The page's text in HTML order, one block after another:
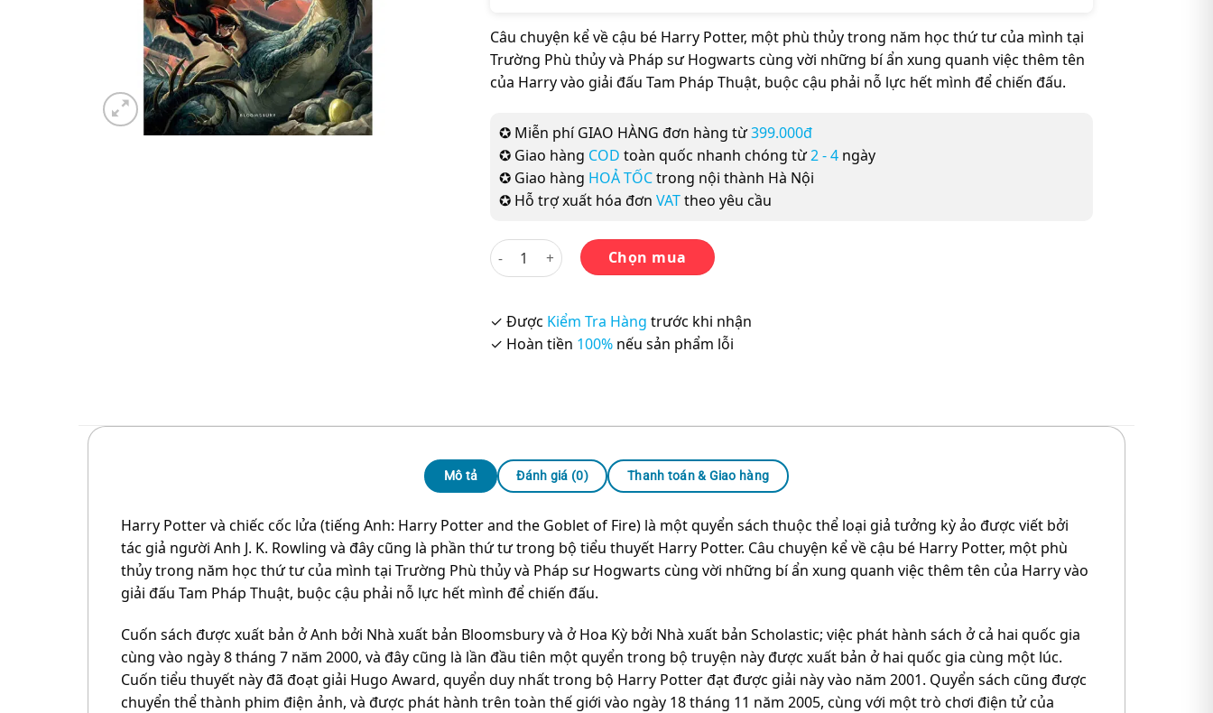
Câu chuyện kể về cậu bé Harry Potter, một phù thủy trong năm học thứ tư của mình tại
Trường Phù thủy và Pháp sư Hogwarts cùng vời những bí ẩn xung quanh việc thêm tên
của Harry vào giải đấu Tam Pháp Thuật, buộc cậu phải nỗ lực hết mình để chiến đấu.
✪ Miễn phí GIAO HÀNG đơn hàng từ399.000đ
✪ Giao hàng COD toàn quốc nhanh chóng từ2 - 4 ngày
✪ Giao hàng HOẢ TỐCtrong nội thành Hà Nội
✪ Hỗ trợ xuất hóa đơn VATtheo yêu cầu
Harry Potter Part 4: Harry Potter And The Goblet Of Fire (Harry Potter và chiếc cốc lửa) (English Book) số lượng
Chọn mua
✓ Được Kiểm Tra Hàng trước khi nhận
✓ Hoàn tiền 100% nếu sản phẩm lỗi
Mô tả Đánh giá (0) Thanh toán & Giao hàng
Harry Potter và chiếc cốc lửa (tiếng Anh: Harry Potter and the Goblet of Fire) là một quyển sách thuộc thể loại giả tưởng kỳ ảo được viết bởi
tác giả người Anh J. K. Rowling và đây cũng là phần thứ tư trong bộ tiểu thuyết Harry Potter. Câu chuyện kể về cậu bé Harry Potter, một phù
thủy trong năm học thứ tư của mình tại Trường Phù thủy và Pháp sư Hogwarts cùng vời những bí ẩn xung quanh việc thêm tên của Harry vào
giải đấu Tam Pháp Thuật, buộc cậu phải nỗ lực hết mình để chiến đấu.
Cuốn sách được xuất bản ở Anh bởi Nhà xuất bản Bloomsbury và ở Hoa Kỳ bởi Nhà xuất bản Scholastic; việc phát hành sách ở cả hai quốc gia
cùng vào ngày 8 tháng 7 năm 2000, và đây cũng là lần đầu tiên một quyển trong bộ truyện này được xuất bản ở hai quốc gia cùng một lúc.
Cuốn tiểu thuyết này đã đoạt giải Hugo Award, quyển duy nhất trong bộ Harry Potter đạt được giải này vào năm 2001. Quyển sách cũng được
chuyển thể thành phim điện ảnh, và được phát hành trên toàn thế giới vào ngày 18 tháng 11 năm 2005, cùng với một trò chơi điện tử của